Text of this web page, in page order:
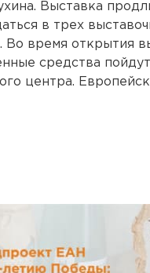
Выставка
в трех
Во время открытия
средства
центра.